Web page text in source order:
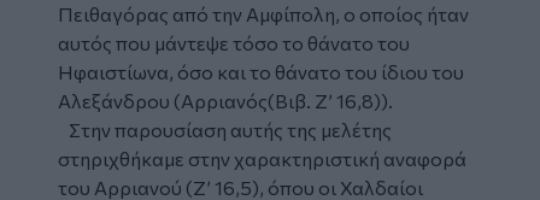
Πειθαγόρας από την Αμφίπολη, ο οποίος ήταν
αυτός που μάντεψε τόσο το θάνατο του
Ηφαιστίωνα, όσο και το θάνατο του ίδιου του
Αλεξάνδρου (Αρριανός(Βιβ. Ζ’ 16,8)).
Στην παρουσίαση αυτής της μελέτης
στηριχθήκαμε στην χαρακτηριστική αναφορά
του Αρριανού (Ζ’ 16,5), όπου οι Χαλδαίοι